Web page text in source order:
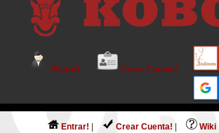
Entrar! Crear Cuenta!
Entrar! Crear Cuenta! Wiki